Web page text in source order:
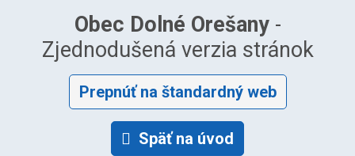
Obec Dolné Orešany-
Zjednodušená verzia stránok
Prepnúť na štandardný web
Späť na úvod